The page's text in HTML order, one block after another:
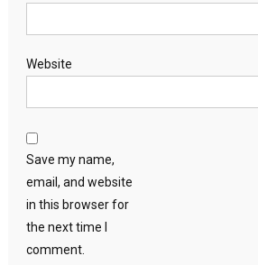
Website
Save my name,
email, and website
in this browser for
the next time I
comment.